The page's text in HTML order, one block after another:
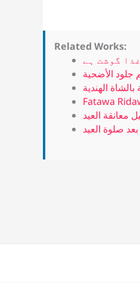
Related Works:
گوشت ہے
جلود الأضحية
الهندية
معانقة العيد
صلوة العيد